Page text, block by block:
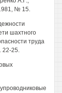
№ 15.
шахтного
труда
22-25.